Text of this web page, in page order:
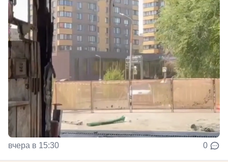
вчера в 15:30 0